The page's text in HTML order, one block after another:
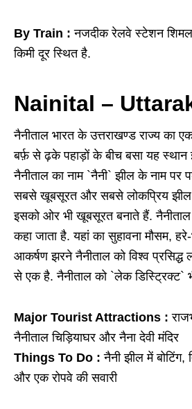
By Train : नजदीक रेलवे स्टेशन
किमी दूर स्थित है.
Nainital –
नैनीताल भारत के उत्तराखण्ड राज्य का
बर्फ़ से ढ़के पहाड़ों के बीच बसा यह स्‍थान
नैनीताल का नाम `नैनी` झील के नाम पर
सबसे खूबसूरत और सबसे लोकप्रिय झील
इसको ओर भी खूबसूरत बनाते हैं. नैनीताल
कहा जाता है. यहां का सुहावना मौसम, हरे-
आकर्षण झरने नैनीताल को विश्व प्रसिद्ध
से एक है. नैनीताल को `लेक डिस्ट्रिक्ट`
Major Tourist Attractions :
नैनीताल चिड़ियाघर और नैना देवी मंदिर
Things To Do : नैनी झील में बोटिंग,
और एक रोपवे की सवारी